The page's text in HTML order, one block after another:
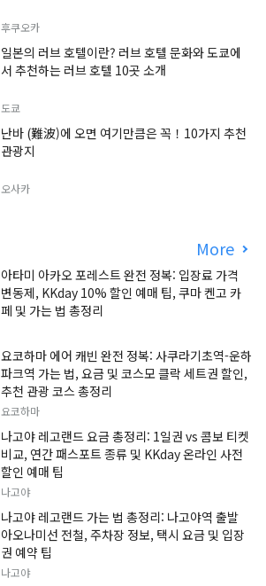
후쿠오카
일본의 러브 호텔이란? 러브 호텔 문화와 도쿄에
서 추천하는 러브 호텔 10곳 소개
도쿄
난바 (難波)에 오면 여기만큼은 꼭！10가지 추천
관광지
오사카
More
아타미 아카오 포레스트 완전 정복: 입장료 가격
변동제, KKday 10% 할인 예매 팁, 쿠마 켄고 카
페 및 가는 법 총정리
요코하마 에어 캐빈 완전 정복: 사쿠라기초역-운하
파크역 가는 법, 요금 및 코스모 클락 세트권 할인,
추천 관광 코스 총정리
요코하마
나고야 레고랜드 요금 총정리: 1일권 vs 콤보 티켓
비교, 연간 패스포트 종류 및 KKday 온라인 사전
할인 예매 팁
나고야
나고야 레고랜드 가는 법 총정리: 나고야역 출발
아오나미선 전철, 주차장 정보, 택시 요금 및 입장
권 예약 팁
나고야